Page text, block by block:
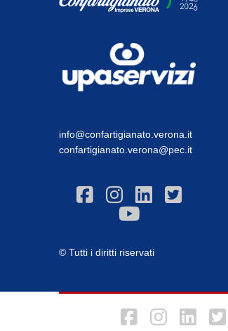
info@confartigianato.verona.it
confartigianato.verona@pec.it
© Tutti i diritti riservati